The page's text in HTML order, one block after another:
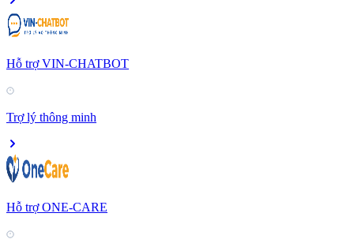
Hỗ trợ VIN-CHATBOT
Trợ lý thông minh
Hỗ trợ ONE-CARE